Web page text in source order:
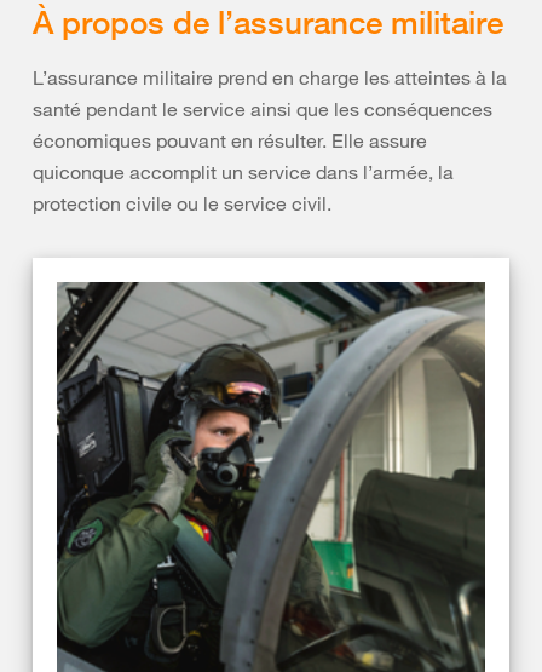
À propos de l’assurance militaire
L’assurance militaire prend en charge les atteintes à la
santé pendant le service ainsi que les conséquences
économiques pouvant en résulter. Elle assure
quiconque accomplit un service dans l’armée, la
protection civile ou le service civil.